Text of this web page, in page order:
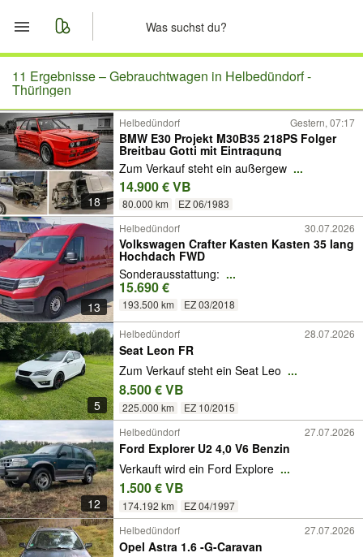
Start
Merkliste
Nachrichten
Anzeige aufgeben
11 Ergebnisse –Gebrauchtwagen in Helbedündorf -
Thüringen
18
Helbedündorf Gestern, 07:17
BMW E30 Projekt M30B35 218PS Folger
Breitbau Gotti mit Eintragung
Zum Verkauf steht ein außergew ...
14.900 € VB
80.000 km EZ 06/1983
13
Helbedündorf 30.07.2026
Volkswagen Crafter Kasten Kasten 35 lang
Hochdach FWD
Sonderausstattung: ...
15.690 €
193.500 km EZ 03/2018
5
Helbedündorf 28.07.2026
Seat Leon FR
Zum Verkauf steht ein Seat Leo ...
8.500 € VB
225.000 km EZ 10/2015
12
Helbedündorf 27.07.2026
Ford Explorer U2 4,0 V6 Benzin
Verkauft wird ein Ford Explore ...
1.500 € VB
174.192 km EZ 04/1997
Helbedündorf 27.07.2026
Opel Astra 1.6 -G-Caravan